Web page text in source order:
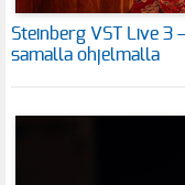
Steinberg VST Live 3
samalla ohjelmalla